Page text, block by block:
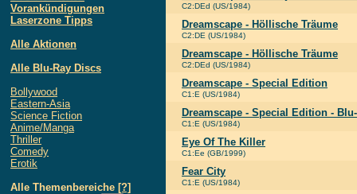
Vorankündigungen
Laserzone Tipps
Alle Aktionen
Alle Blu-Ray Discs
Bollywood
Eastern-Asia
Science Fiction
Anime/Manga
Thriller
Comedy
Erotik
Alle Themenbereiche [?]
C2:DEd (US/1984)
Dreamscape - Höllische Träume
C2:DE (US/1984)
Dreamscape - Höllische Träume
C2:DEd (US/1984)
Dreamscape - Special Edition
C1:E (US/1984)
Dreamscape - Special Edition -
C1:E (US/1984)
Eye Of The Killer
C1:Ee (GB/1999)
Fear City
C1:E (US/1984)